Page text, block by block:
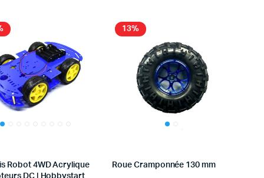
Robot 4WD Acrylique
DC | Hobbystart
13%
Roue Cramponnée 130 mm